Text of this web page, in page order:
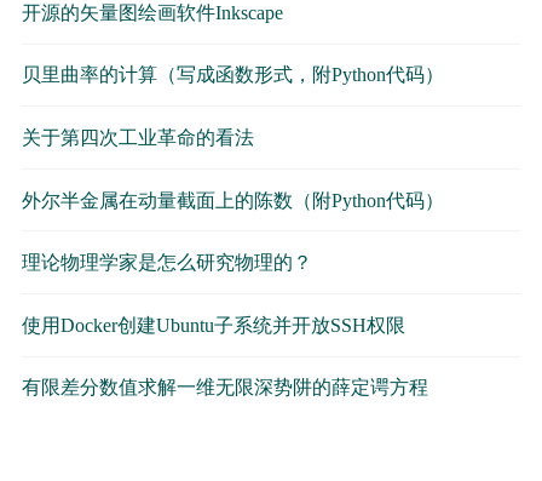
开源的矢量图绘画软件Inkscape
贝里曲率的计算（写成函数形式，附Python代码）
关于第四次工业革命的看法
外尔半金属在动量截面上的陈数（附Python代码）
理论物理学家是怎么研究物理的？
使用Docker创建Ubuntu子系统并开放SSH权限
有限差分数值求解一维无限深势阱的薛定谔方程